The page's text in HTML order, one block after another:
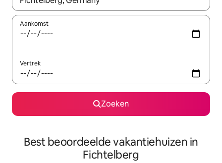
Aankomst
Vertrek
Zoeken
Best beoordeelde vakantiehuizen in
Fichtelberg